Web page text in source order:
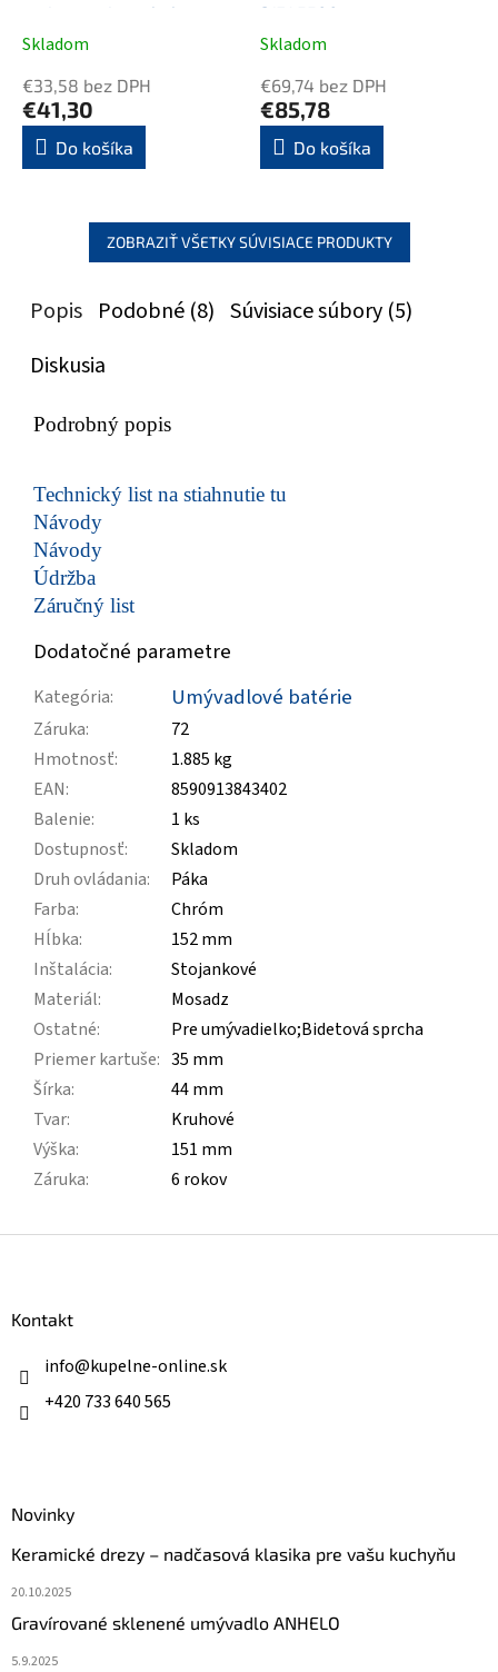
umiestnenie na bok
skrinky, chróm
Skladom
€33,58 bez DPH
€41,30
Do košíka
21745500
Skladom
€69,74 bez DPH
€85,78
Do košíka
ZOBRAZIŤ VŠETKY SÚVISIACE PRODUKTY
Popis Podobné (8) Súvisiace súbory (5)
Diskusia
Podrobný popis
Technický list na stiahnutie tu
Návody
Návody
Údržba
Záručný list
Dodatočné parametre
Kategória: Umývadlové batérie
Záruka:
72
Hmotnosť:
1.885 kg
EAN:
8590913843402
Balenie:
1 ks
Dostupnosť:
Skladom
Druh ovládania:
Páka
Farba:
Chróm
Hĺbka:
152 mm
Inštalácia:
Stojankové
Materiál:
Mosadz
Ostatné:
Pre umývadielko;Bidetová sprcha
Priemer kartuše: 35 mm
Šírka:
44 mm
Tvar:
Kruhové
Výška:
151 mm
Záruka: 6 rokov
Kontakt
info@kupelne-online.sk
+420 733 640 565
Novinky
Keramické drezy – nadčasová klasika pre vašu kuchyňu
20.10.2025
Gravírované sklenené umývadlo ANHELO
5.9.2025